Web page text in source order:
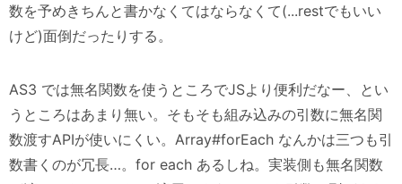
数を予めきちんと書かなくてはならなくて(...restでもいい
けど)面倒だったりする。
AS3 では無名関数を使うところでJSより便利だなー、とい
うところはあまり無い。そもそも組み込みの引数に無名関
数渡すAPIが使いにくい。Array#forEach なんかは三つも引
数書くのが冗長…。for each あるしね。実装側も無名関数